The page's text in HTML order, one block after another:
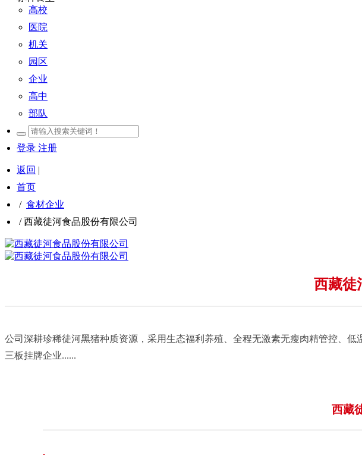
高校
医院
机关
园区
企业
高中
部队
登录 注册
返回 |
首页
/ 食材企业
/西藏徒河食品股份有限公司
西藏徒
公司深耕珍稀徒河黑猪种质资源，采用生态福利养殖、全程无激素无瘦肉精管控、
三板挂牌企业......
西藏